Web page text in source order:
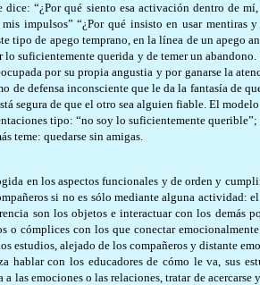
“¿Por qué siento esa activación dentro de
impulsos” “¿Por qué insisto en usar mentiras y
tipo de apego temprano, en la línea de un apego
suficientemente querida y de temer un
por su propia angustia y por ganarse la
de defensa inconsciente que le da la fantasía de
segura de que el otro sea alguien fiable. El
tipo: “no soy lo suficientemente
teme: quedarse sin amigas.
en los aspectos funcionales y de orden y
si no es sólo mediante alguna actividad:
son los objetos e interactuar con los demás
o cómplices con los que conectar
estudios, alejado de los compañeros y distante
hablar con los educadores de cómo le va, sus
las emociones o las relaciones, tratar de acercarse